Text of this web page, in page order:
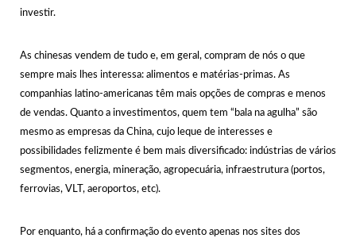
investir.
As chinesas vendem de tudo e, em geral, compram de nós o que
sempre mais lhes interessa: alimentos e matérias-primas. As
companhias latino-americanas têm mais opções de compras e menos
de vendas. Quanto a investimentos, quem tem “bala na agulha” são
mesmo as empresas da China, cujo leque de interesses e
possibilidades felizmente é bem mais diversificado: indústrias de vários
segmentos, energia, mineração, agropecuária, infraestrutura (portos,
ferrovias, VLT, aeroportos, etc).
Por enquanto, há a confirmação do evento apenas nos sites dos